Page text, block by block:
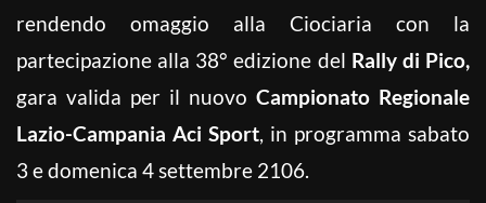
rendendo omaggio alla Ciociaria con la
partecipazione alla 38° edizione del Rally di Pico,
gara valida per il nuovo Campionato Regionale
Lazio-Campania Aci Sport, in programma sabato
3 e domenica 4 settembre 2106.